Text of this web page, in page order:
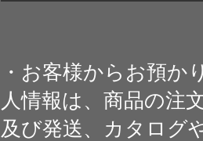
・お客様からお預か
人情報は、商品の注
及び発送、カタログ